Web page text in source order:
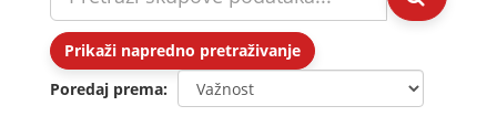
Prikaži napredno pretraživanje
Poredaj prema